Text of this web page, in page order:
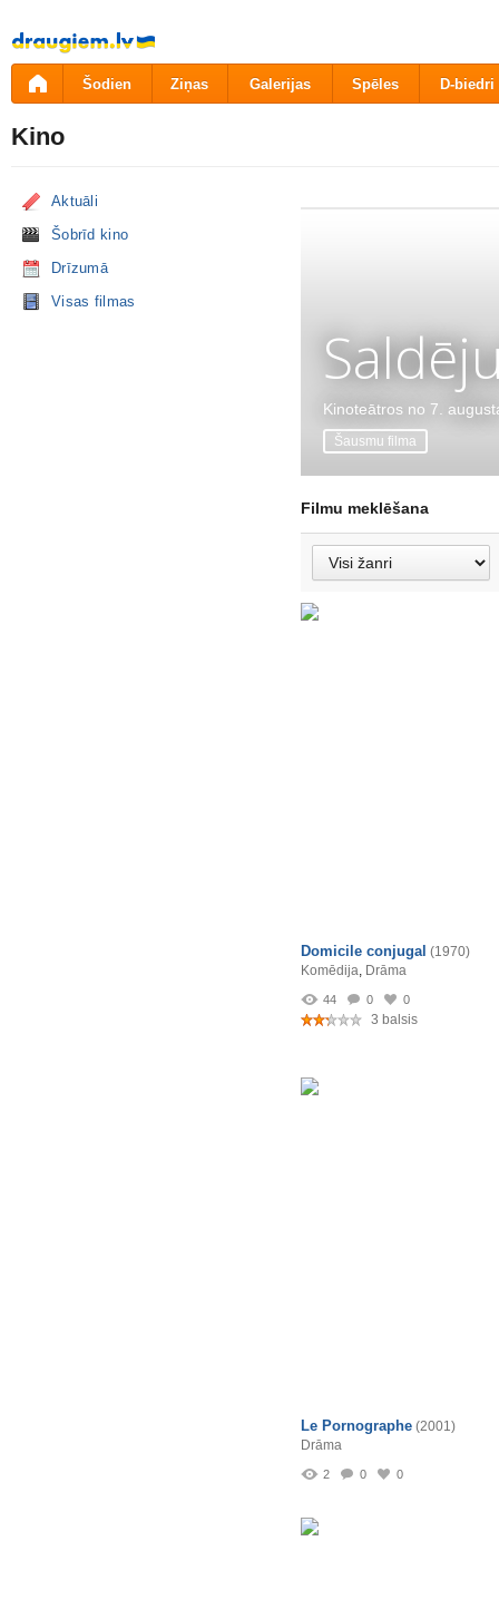
Pāriet
uz
saturu
Šodien Ziņas Galerijas Spēles D-biedri
Kino
Aktuāli
Šobrīd kino
Drīzumā
Visas filmas
Kinoteātros no 7.
Šausmu filma
Filmu meklēšana
Domicile conjugal (1970)
Komēdija, Drāma
44 0 0
3 balsis
Le Pornographe (2001)
Drāma
2 0 0